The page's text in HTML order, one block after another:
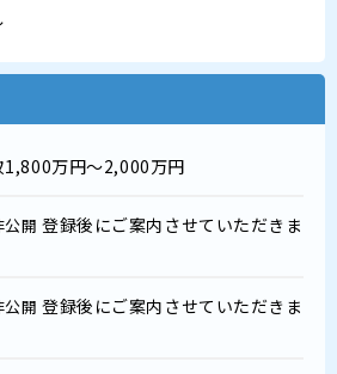
1,800万円～2,000万円
公開登録後にご案内させていただきま
公開登録後にご案内させていただきま